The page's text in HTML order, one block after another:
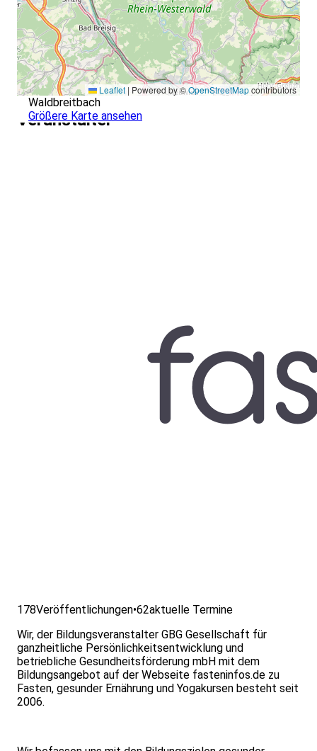
Leaflet | Powered by ©OpenStreetMapcontributors
Waldbreitbach
Größere Karte ansehen
Veranstalter
178Veröffentlichungen•62aktuelle Termine
Wir, der Bildungsveranstalter GBG Gesellschaft für
ganzheitliche Persönlichkeitsentwicklung und
betriebliche Gesundheitsförderung mbH mit dem
Bildungsangebot auf der Webseite fasteninfos.de zu
Fasten, gesunder Ernährung und Yogakursen besteht seit
2006.